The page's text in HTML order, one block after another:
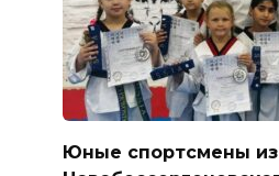
Юные спортсмены из